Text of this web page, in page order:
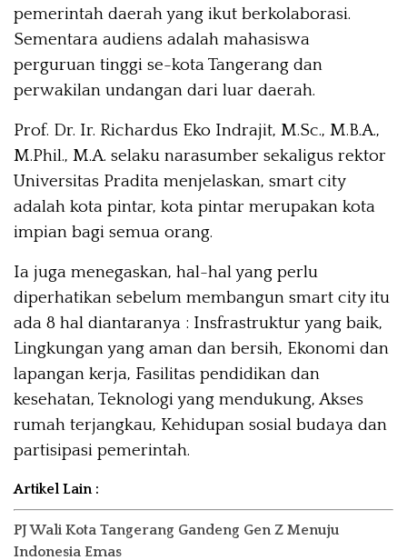
pemerintah daerah yang ikut berkolaborasi.
Sementara audiens adalah mahasiswa
perguruan tinggi se-kota Tangerang dan
perwakilan undangan dari luar daerah.
Prof. Dr. Ir. Richardus Eko Indrajit, M.Sc., M.B.A.,
M.Phil., M.A. selaku narasumber sekaligus rektor
Universitas Pradita menjelaskan, smart city
adalah kota pintar, kota pintar merupakan kota
impian bagi semua orang.
Ia juga menegaskan, hal-hal yang perlu
diperhatikan sebelum membangun smart city itu
ada 8 hal diantaranya : Insfrastruktur yang baik,
Lingkungan yang aman dan bersih, Ekonomi dan
lapangan kerja, Fasilitas pendidikan dan
kesehatan, Teknologi yang mendukung, Akses
rumah terjangkau, Kehidupan sosial budaya dan
partisipasi pemerintah.
Artikel Lain :
PJ Wali Kota Tangerang Gandeng Gen Z Menuju
Indonesia Emas